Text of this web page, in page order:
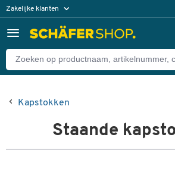
Zakelijke klanten
Particuliere klanten
Kapstokken
Staande